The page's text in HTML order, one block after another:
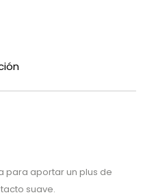
para aportar un plus de
suave.